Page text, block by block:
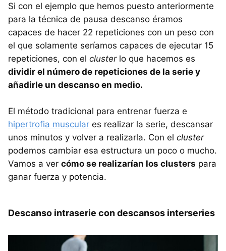
Si con el ejemplo que hemos puesto anteriormente
para la técnica de pausa descanso éramos
capaces de hacer 22 repeticiones con un peso con
el que solamente seríamos capaces de ejecutar 15
repeticiones, con el cluster lo que hacemos es
dividir el número de repeticiones de la serie y
añadirle un descanso en medio.
El método tradicional para entrenar fuerza e
hipertrofia muscular es realizar la serie, descansar
unos minutos y volver a realizarla. Con el cluster
podemos cambiar esa estructura un poco o mucho.
Vamos a ver cómo se realizarían los clusters para
ganar fuerza y potencia.
Descanso intraserie con descansos interseries